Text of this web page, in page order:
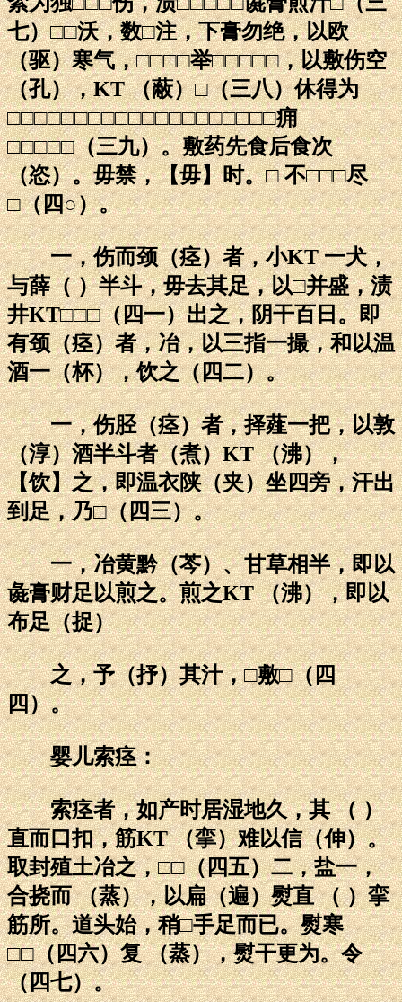
七）□□沃，数□注，下膏勿绝，以欧
（驱）寒气，□□□□举□□□□□，以敷伤空
（孔），KT （蔽）□（三八）休得为
□□□□□□□□□□□□□□□□□□□□痈
□□□□□（三九）。敷药先食后食次
（恣）。毋禁，【毋】时。□ 不□□□尽
□（四○）。
一，伤而颈（痉）者，小KT 一犬，
与薛（ ）半斗，毋去其足，以□并盛，渍
井KT□□□（四一）出之，阴干百日。即
有颈（痉）者，冶，以三指一撮，和以温
酒一（杯），饮之（四二）。
一，伤胫（痉）者，择薤一把，以敦
（淳）酒半斗者（煮）KT （沸），
【饮】之，即温衣陕（夹）坐四旁，汗出
到足，乃□（四三）。
一，冶黄黔（芩）、甘草相半，即以
彘膏财足以煎之。煎之KT （沸），即以
布足（捉）
之，予（抒）其汁，□敷□（四
四）。
婴儿索痉：
索痉者，如产时居湿地久，其 （ ）
直而口扣，筋KT （挛）难以信（伸）。
取封殖土冶之，□□（四五）二，盐一，
合挠而 （蒸），以扁（遍）熨直 （ ）挛
筋所。道头始，稍□手足而已。熨寒
□□（四六）复 （蒸），熨干更为。令
（四七）。